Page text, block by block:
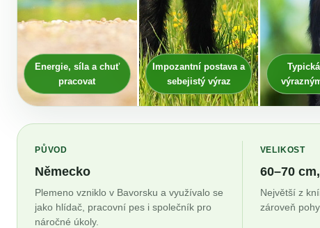
Energie, síla a chuť
pracovat
Impozantní postava a
sebejistý výraz
PŮVOD
Německo
Plemeno vzniklo v Bavorsku a využívalo se
jako hlídač, pracovní pes i společník pro
náročné úkoly.
VELIKOST
60–70
Největší z
zároveň